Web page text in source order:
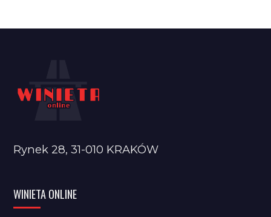
Rynek 28, 31-010 KRAKÓW
WINIETA ONLINE